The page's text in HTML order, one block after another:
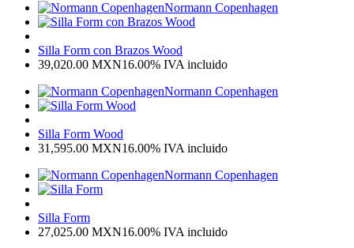
Normann Copenhagen
Silla Form con Brazos Wood
39,020.00 MXN16.00% IVA incluido
Normann Copenhagen
Silla Form Wood
31,595.00 MXN16.00% IVA incluido
Normann Copenhagen
Silla Form
27,025.00 MXN16.00% IVA incluido